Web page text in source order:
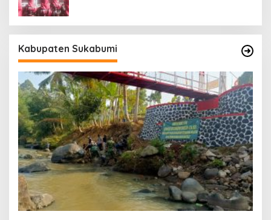
Kabupaten Sukabumi